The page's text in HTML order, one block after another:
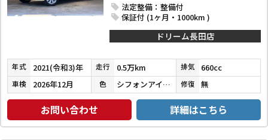
法定整備：整備付
保証付 (1ヶ月・1000km )
ドリーム長田店
年式 2021(令和3)年 走行 0.5万km 排気 660cc
車検 2026年12月 色 シフォンアイボリーメタリック 修復 無
お問い合わせ 詳細はこちら